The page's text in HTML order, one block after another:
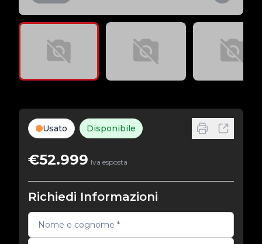
Usato Disponibile
€52.999 Iva esposta
Richiedi Informazioni